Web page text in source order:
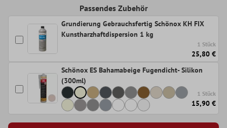
Passendes Zubehör
Grundierung Gebrauchsfertig Schönox KH FIX
Kunstharzhaftdispersion 1 kg
1 Stück
25,80 €
Schönox ES Bahamabeige Fugendicht- Silikon
(300ml)
1 Stück
15,90 €